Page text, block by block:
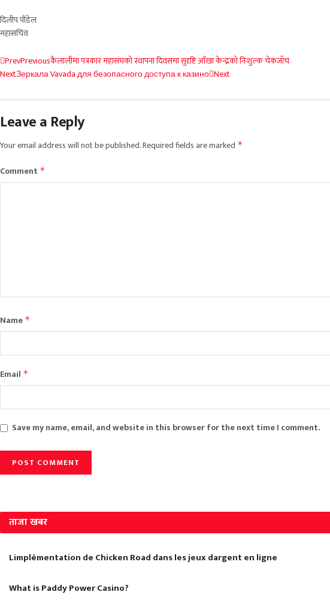
दिलीप पौडेल
महासचिव
PrevPreviousकैलालीमा पत्रकार महासंघको स्थापना दिवसमा सुदृष्टि आँखा केन्द्रको निःशुल्क चेकजाँच
NextЗеркала Vavada для безопасного доступа к казино Next
Leave a Reply
Your email address will not be published.Required fields are marked *
Comment *
Name *
Email *
Save my name, email, and website in this browser for the next time I comment.
ताजा खबर
Limplémentation de Chicken Road dans les jeux dargent en ligne
What is Paddy Power Casino?